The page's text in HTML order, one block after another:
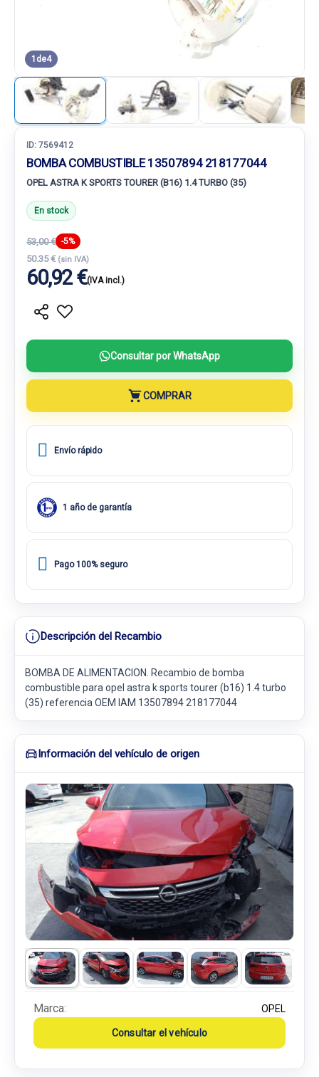
1 de4
ID: 7569412
BOMBA COMBUSTIBLE 13507894 218177044
OPEL ASTRA K SPORTS TOURER (B16) 1.4 TURBO (35)
En stock
53,00 € -5%
50.35 € (sin IVA)
60,92 €(IVA incl.)
Consultar por WhatsApp
COMPRAR
Envío rápido
1 año de garantía
Pago 100% seguro
Descripción del Recambio
BOMBA DE ALIMENTACION. Recambio de bomba
combustible para opel astra k sports tourer (b16) 1.4 turbo
(35) referencia OEM IAM 13507894 218177044
Información del vehículo de origen
Marca: OPEL
Consultar el vehículo